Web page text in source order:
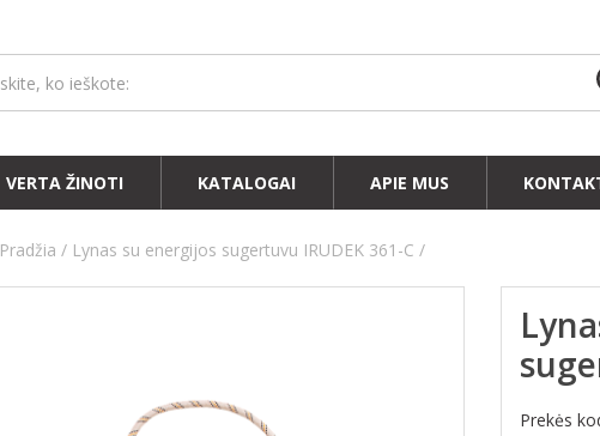
VERTA ŽINOTI KATALOGAI APIE MUS
Pradžia Lynas su energijos sugertuvu IRUDEK 361-C
Prekės